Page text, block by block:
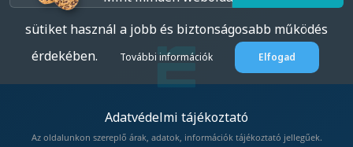
Adatvédelmi tájékoztató
Az oldalunkon szereplő árak, adatok, információk tájékoztató jellegűek.
sütiket használ a jobb és biztonságosabb működés
érdekében.
További információk Elfogad